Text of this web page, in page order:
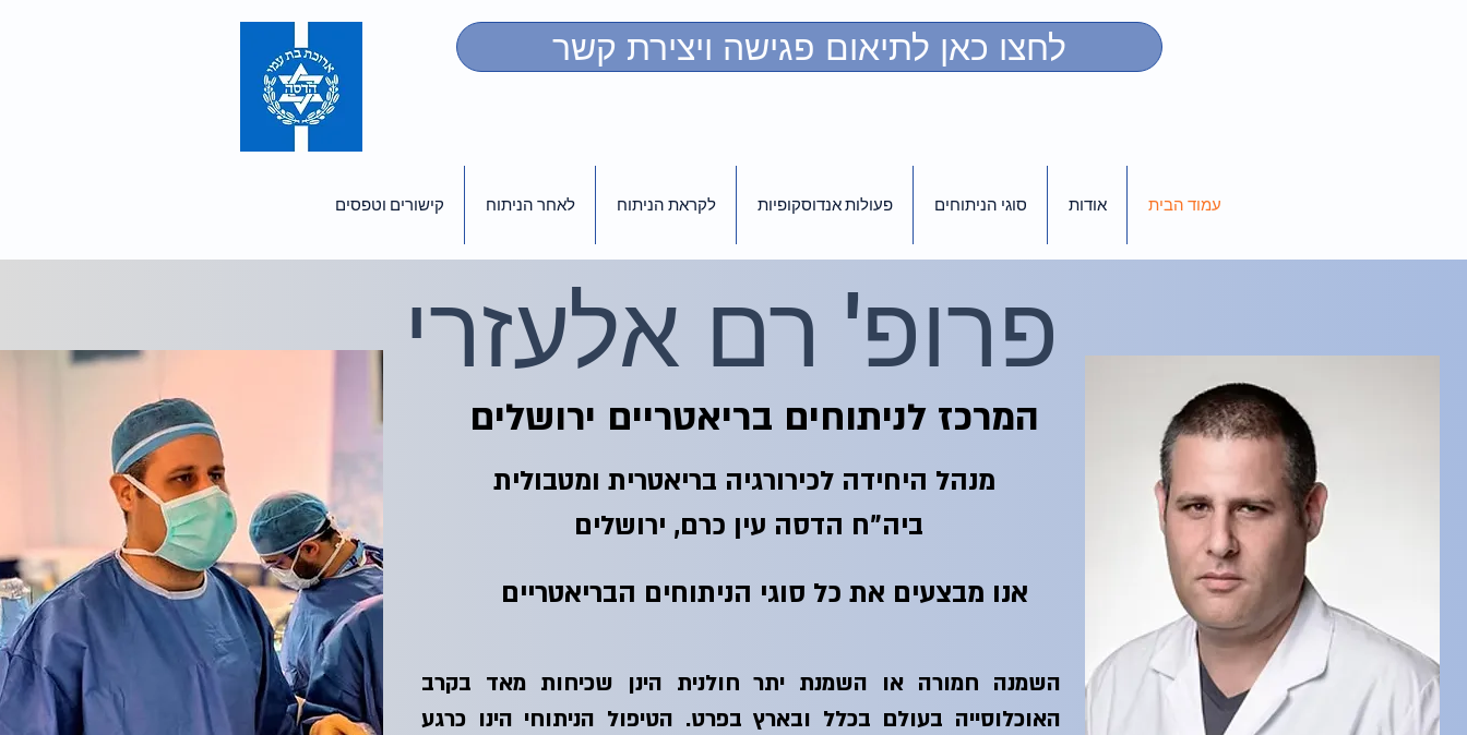
לחצו כאן לתיאום פגישה ויצירת קשר
קישורים וטפסים לאחר הניתוח לקראת הניתוח פעולות אנדוסקופיות סוגי הניתוחים אודות עמוד הבית
פרופ' רם אלעזרי
אנו מבצעים את כל סוגי הניתוחים הבריאטריים
ביה"ח הדסה עין כרם, ירושלים
המרכז לניתוחים בריאטריים ירושלים
השמנה חמורה או השמנת יתר חולנית הינן שכיחות מאד בקרב
האוכלוסייה בעולם בכלל ובארץ בפרט. הטיפול הניתוחי הינו כרגע